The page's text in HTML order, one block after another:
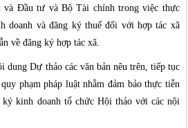
và Đầu tư và Bộ Tài chính trong việc thực
doanh và đăng ký thuế đối với hợp tác xã
về đăng ký hợp tác xã.
dung Dự thảo các văn bản nêu trên, tiếp tục
phạm pháp luật nhằm đảm bảo thực tiễn
ký kinh doanh tổ chức Hội thảo với các nội